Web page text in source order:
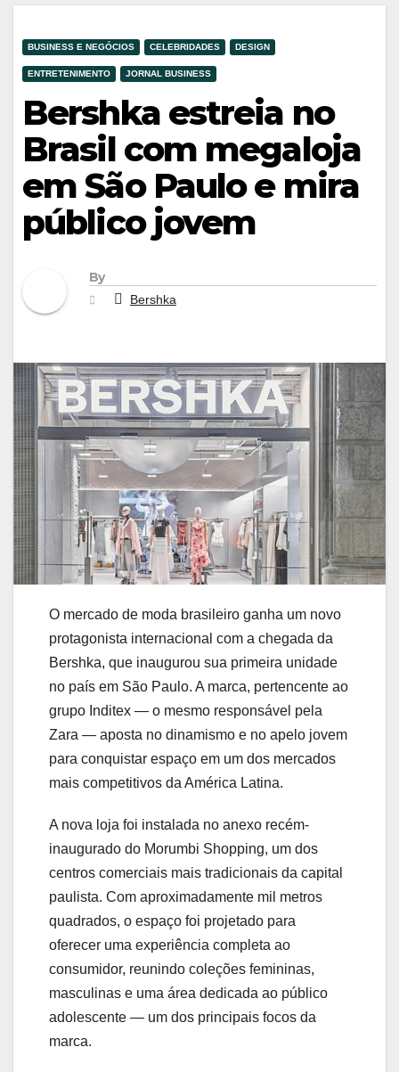
BUSINESS E NEGÓCIOS CELEBRIDADES DESIGN
ENTRETENIMENTO JORNAL BUSINESS
Bershka estreia no
Brasil com megaloja
em São Paulo e mira
público jovem
By
Bershka
O mercado de moda brasileiro ganha um novo
protagonista internacional com a chegada da
Bershka, que inaugurou sua primeira unidade
no país em São Paulo. A marca, pertencente ao
grupo Inditex — o mesmo responsável pela
Zara — aposta no dinamismo e no apelo jovem
para conquistar espaço em um dos mercados
mais competitivos da América Latina.
A nova loja foi instalada no anexo recém-
inaugurado do Morumbi Shopping, um dos
centros comerciais mais tradicionais da capital
paulista. Com aproximadamente mil metros
quadrados, o espaço foi projetado para
oferecer uma experiência completa ao
consumidor, reunindo coleções femininas,
masculinas e uma área dedicada ao público
adolescente — um dos principais focos da
marca.